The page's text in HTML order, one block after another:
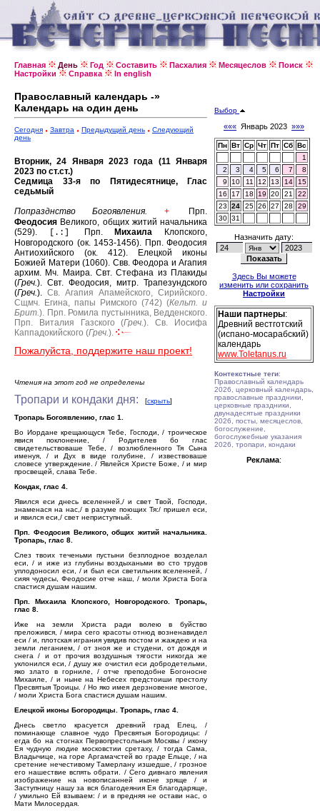
Главная День Год Составить Пасхалия Месяцеслов
Поиск
Настройки
Справка In english
Православный календарь -»
Календарь на один день
Сегодня Завтра Предыдущий день
Следующий
день
Вторник, 24 Января 2023 года (11 Января
2023 по ст.ст.)
Седмица 33-я по Пятидесятнице, Глас
седьмый
Попразднство Богоявления.
+
Прп.
Феодосия Великого, общих житий начальника
(529).
[.:] Прп. Михаила Клопского,
Новгородского (ок. 1453-1456). Прп. Феодосия
Антиохийского (ок. 412).
Елецкой иконы
Божией Матери (1060). Свв. Феодора и Агапия
архим. Мч. Маира.Свт. Стефана из Плакиды
(Греч.). Свт. Феодосия, митр. Трапезундского
(Греч.). Св. Агапия Апамейского, Сирийского.
Сщмч. Егина, папы Римского (742) (Кельт. и
Брит.). Прп. Ромила пустынника, Ведденского.
Прп. Виталия Газского (Греч.).
Св. Иосифа
Каппадокийского (Греч.).
Пожалуйста, поддержите наш проект!
Чтения на этот год не определены
Тропари и кондаки дня: [скрыть]
Тропарь Богоявлению, глас 1.
Во Иордане крещающуся Тебе, Господи, / троическое
явися поклонение, / Родителев бо глас
свидетельствоваше Тебе, / возлюбленного Тя Сына
именуя, / и Дух в виде голубине, / извествоваше
словесе утверждение. / Явлейся Христе Боже, / и мир
просвещей, слава Тебе.
Кондак, глас 4.
Явился еси днесь вселенней,/ и свет Твой, Господи,
знаменася на нас,/ в разуме поющих Тя:/ пришел еси,
и явился еси,/ свет неприступный.
Прп. Феодосия Великого, общих житий начальника.
Тропарь, глас 8.
Слез твоих теченьми пустыни безплодное возделал
еси, / и иже из глубины воздыханьми во сто трудов
уплодоносил еси, / и был еси светильник вселенней, /
сияя чудесы, Феодосие отче наш, / моли Христа Бога
спастися душам нашим.
Прп. Михаила Клопского, Новгородского. Тропарь,
глас 8.
Иже на земли Христа ради волею в буйство
преложився, / мира сего красоты отнюд возненавидел
еси / и, плотская играния увядив постом и жаждею и на
земли леганием, / от зноя же и студени, от дождя и
снега / и от прочия воздушныя тягости никогда же
уклонился еси, / душу же очистил еси добродетельми,
яко злато в горниле, / отче преподобне Богоносне
Михаиле, / и ныне на Небесех предстоиши престолу
Пресвятыя Троицы. / Но яко имея дерзновение многое,
/ моли Христа Бога спастися душам нашим.
Елецкой иконы Богородицы. Тропарь, глас 4.
Днесь светло красуется древний град Елец, /
поминающе славное чудо Пресвятыя Богородицы: /
егда бо на стогнах Первопрестольныя Москвы / икону
Ея чудную людие московстии сретаху, / тогда Сама,
Владычице, на горе Аргамачстей во граде Ельце, / на
сретение нечестивому Тамерлану изшедше, / грозное
его нашествие вспять обрати. / Сего дивнаго явления
изображение на новописанней иконе зряще / и
Заступницу нашу за вся благодеяния Ея благодаряще,
/ умильно Ей взываем: / и в предняя не остави нас, о
Мати Милосердая.
Выбор
««« Январь 2023 »»»
Пн Вт Ср Чт Пт Сб Вс
1
2
3 4 5 6 7
8
9
10 11 12 13 14
15
16
17 18 19 20 21
22
23
24 25 26 27 28
29
30 31
Назначить дату:
Здесь Вы можете
изменить или сохранить
Настройки
Наши партнеры:
Древний вестготский
(испано-мосарабский)
календарь
www.Toletanus.ru
Контекстные теги:
Православный календарь
2026, церковный календарь,
православные праздники,
церковные праздники,
двунадесятые праздники
2026, посты, месяцеслов,
богослужение,
богослужебные указания
2026, тропари, кондаки
Реклама: